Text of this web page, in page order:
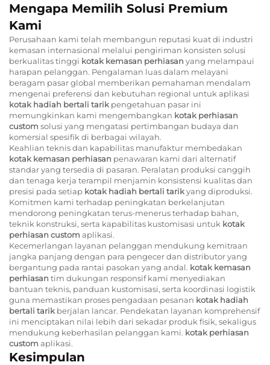
Mengapa Memilih Solusi Premium
Kami
Perusahaan kami telah membangun reputasi kuat di industri
kemasan internasional melalui pengiriman konsisten solusi
berkualitas tinggi kotak kemasan perhiasan yang melampaui
harapan pelanggan. Pengalaman luas dalam melayani
beragam pasar global memberikan pemahaman mendalam
mengenai preferensi dan kebutuhan regional untuk aplikasi
kotak hadiah bertali tarik pengetahuan pasar ini
memungkinkan kami mengembangkan kotak perhiasan
custom solusi yang mengatasi pertimbangan budaya dan
komersial spesifik di berbagai wilayah.
Keahlian teknis dan kapabilitas manufaktur membedakan
kotak kemasan perhiasan penawaran kami dari alternatif
standar yang tersedia di pasaran. Peralatan produksi canggih
dan tenaga kerja terampil menjamin konsistensi kualitas dan
presisi pada setiap kotak hadiah bertali tarikyang diproduksi.
Komitmen kami terhadap peningkatan berkelanjutan
mendorong peningkatan terus-menerus terhadap bahan,
teknik konstruksi, serta kapabilitas kustomisasi untuk kotak
perhiasan custom aplikasi.
Kecemerlangan layanan pelanggan mendukung kemitraan
jangka panjang dengan para pengecer dan distributor yang
bergantung pada rantai pasokan yang andal. kotak kemasan
perhiasan tim dukungan responsif kami menyediakan
bantuan teknis, panduan kustomisasi, serta koordinasi logistik
guna memastikan proses pengadaan pesanan kotak hadiah
bertali tarik berjalan lancar. Pendekatan layanan komprehensif
ini menciptakan nilai lebih dari sekadar produk fisik, sekaligus
mendukung keberhasilan pelanggan kami. kotak perhiasan
custom aplikasi.
Kesimpulan